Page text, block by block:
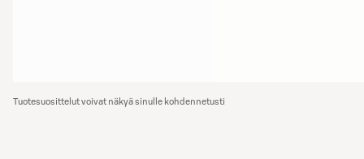
Tuotesuosittelut voivat näkyä sinulle kohdennetusti